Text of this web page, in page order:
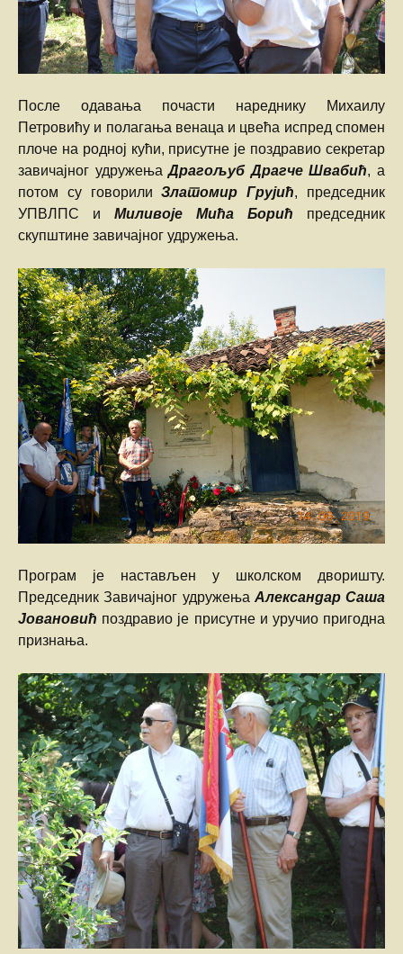
После одавања почасти нареднику Михаилу
Петровићу и полагања венаца и цвећа испред спомен
плоче на родној кући, присутне је поздравио секретар
завичајног удружењаДрагољуб Драгче Швабић, а
потом су говорилиЗлатомир Грујић, председник
УПВЛПС и Миливоје Мића Борић председник
скупштине завичајног удружења.
Програм је настављен у школском дворишту.
Председник Завичајног удружења Александар Саша
Јовановић поздравио је присутне и уручио пригодна
признања.